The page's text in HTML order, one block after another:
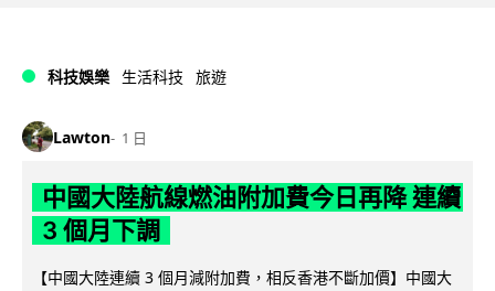
科技娛樂 生活科技 旅遊
Lawton 1 日
中國大陸航線燃油附加費今日再降 連續
3 個月下調
【中國大陸連續 3 個月減附加費，相反香港不斷加價】中國大